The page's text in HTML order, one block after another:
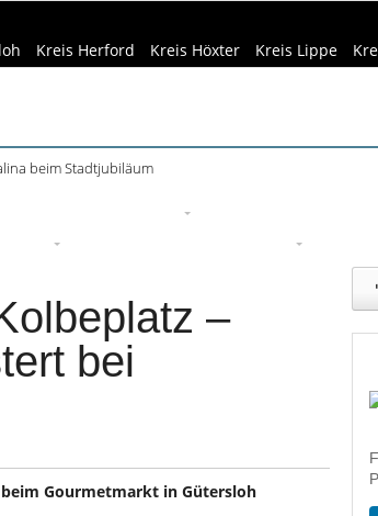
Kreis Herford Kreis Höxter Kreis Lippe
beim Stadtjubiläum
–
bei
Gourmetmarkt in Gütersloh